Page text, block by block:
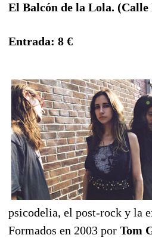
El Balcón de la Lola.
Entrada: 8 €
psicodelia, el post-rock y la
Formados en 2003 por Tom